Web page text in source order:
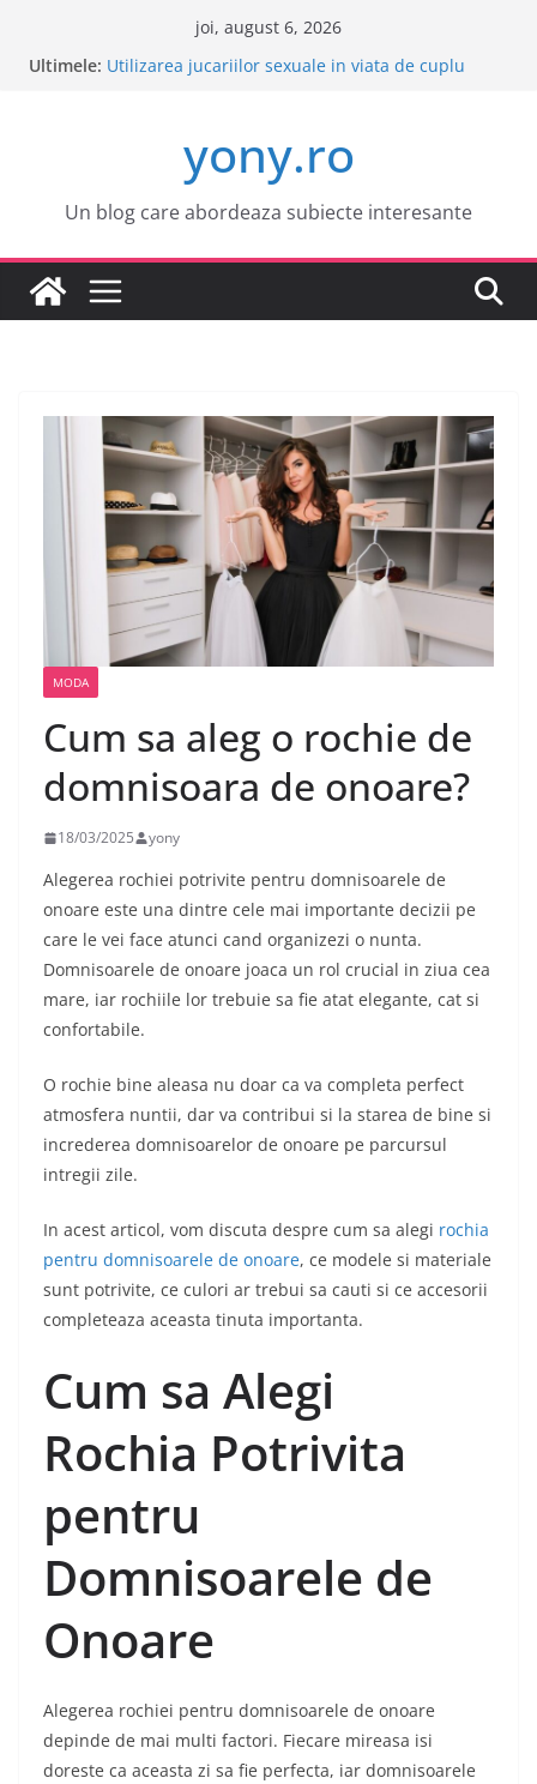
joi, august 6, 2026
Ultimele: Este o idee buna sa cumpar o masina electrica?
Tot ce trebuie sa stii despre bolile copilariei
Tot ce trebuie sa stii despre epilarea definitiva
yony.ro
Un blog care abordeaza subiecte interesante
MODA
Cum sa aleg o rochie de
domnisoara de onoare?
18/03/2025 yony
Alegerea rochiei potrivite pentru domnisoarele de
onoare este una dintre cele mai importante decizii pe
care le vei face atunci cand organizezi o nunta.
Domnisoarele de onoare joaca un rol crucial in ziua cea
mare, iar rochiile lor trebuie sa fie atat elegante, cat si
confortabile.
O rochie bine aleasa nu doar ca va completa perfect
atmosfera nuntii, dar va contribui si la starea de bine si
increderea domnisoarelor de onoare pe parcursul
intregii zile.
In acest articol, vom discuta despre cum sa alegi rochia
pentru domnisoarele de onoare, ce modele si materiale
sunt potrivite, ce culori ar trebui sa cauti si ce accesorii
completeaza aceasta tinuta importanta.
Cum sa Alegi
Rochia Potrivita
pentru
Domnisoarele de
Onoare
Alegerea rochiei pentru domnisoarele de onoare
depinde de mai multi factori. Fiecare mireasa isi
doreste ca aceasta zi sa fie perfecta, iar domnisoarele